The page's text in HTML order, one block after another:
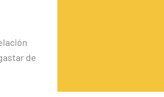
de